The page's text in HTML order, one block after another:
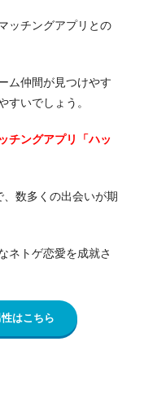
ッチングアプリとの
ム仲間が見つけやす
すいでしょう。
チングアプリ「ハッ
、数多くの出会いが期
ネトゲ恋愛を成就さ
性はこちら